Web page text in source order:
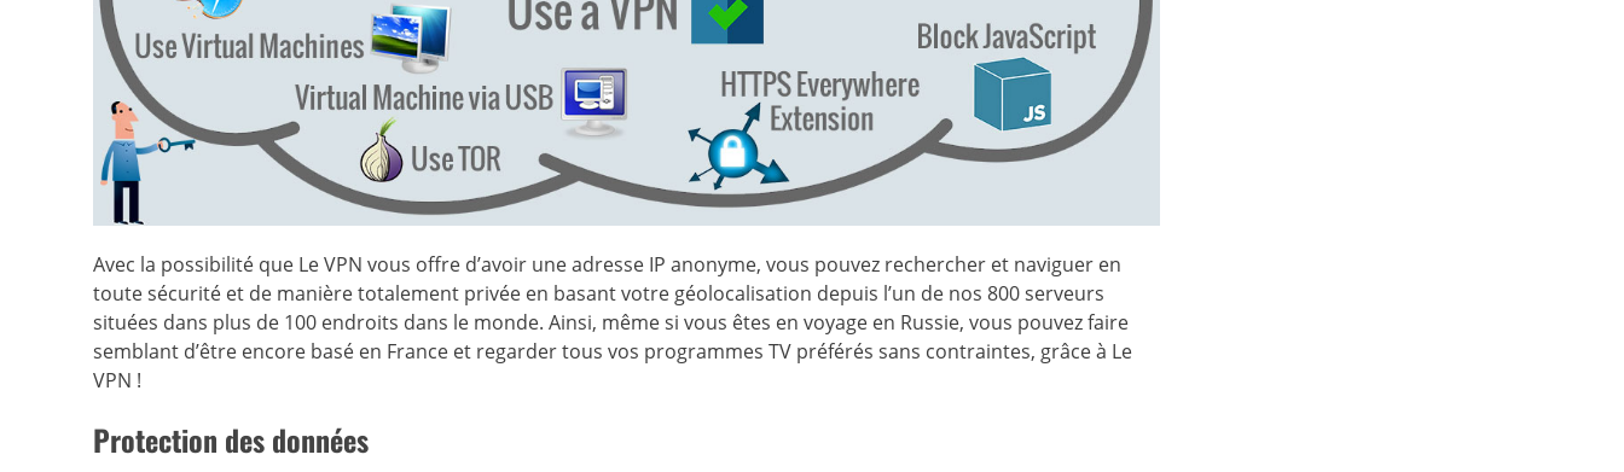
Avec la possibilité que Le VPN vous offre d’avoir une adresse IP anonyme, vous pouvez rechercher et naviguer en
toute sécurité et de manière totalement privée en basant votre géolocalisation depuis l’un de nos 800 serveurs
situées dans plus de 100 endroits dans le monde. Ainsi, même si vous êtes en voyage en Russie, vous pouvez faire
semblant d’être encore basé en France et regarder tous vos programmes TV préférés sans contraintes, grâce à Le
VPN !
Protection des données